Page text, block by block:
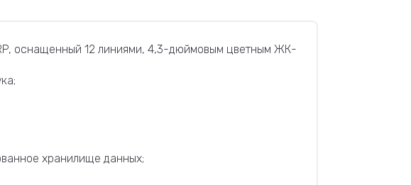
оснащенный 12 линиями, 4,3-дюймовым цветным ЖК-
хранилище данных;